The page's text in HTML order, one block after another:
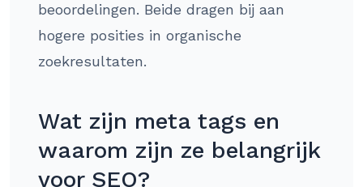
beoordelingen. Beide dragen bij aan
hogere posities in organische
zoekresultaten.
Wat zijn meta tags en
waarom zijn ze belangrijk
voor SEO?